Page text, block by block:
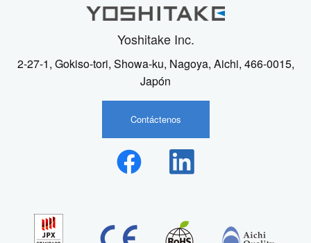
Yoshitake Inc.
2-27-1, Gokiso-tori, Showa-ku, Nagoya, Aichi, 466-0015,
Japón
Contáctenos